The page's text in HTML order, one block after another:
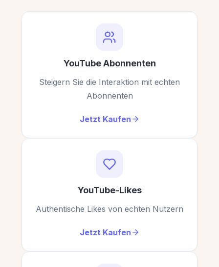
YouTube Abonnenten
Steigern Sie die Interaktion mit echten
Abonnenten
Jetzt Kaufen
YouTube-Likes
Authentische Likes von echten Nutzern
Jetzt Kaufen